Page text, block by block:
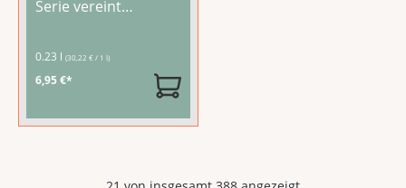
Serie vereint
feuriger Chili-Schärfe
zu einem exotischen
Geschmackserlebnis.
Mit 40 % Mango,
Note überzeugt sie
0.23 l (30,22 € / 1 l)
6,95 €*